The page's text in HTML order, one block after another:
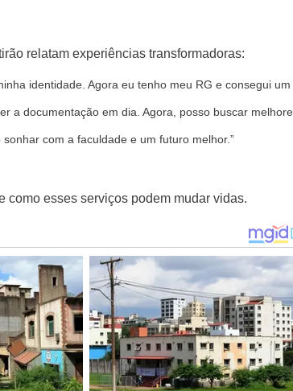
relatam experiências transformadoras:
identidade. Agora eu tenho meu RG e consegui um
a documentação em dia. Agora, posso buscar
com a faculdade e um futuro melhor.”
como esses serviços podem mudar vidas.